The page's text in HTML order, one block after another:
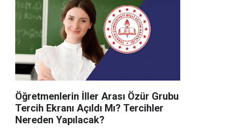
Öğretmenlerin İller Arası Özür Grubu
Tercih Ekranı Açıldı Mı? Tercihler
Nereden Yapılacak?